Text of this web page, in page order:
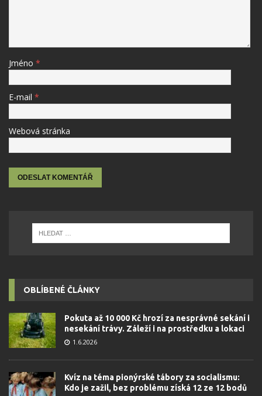
Jméno *
E-mail *
Webová stránka
OBLÍBENÉ ČLÁNKY
Pokuta až 10 000 Kč hrozí za nesprávné sekání i
nesekání trávy. Záleží i na prostředku a lokaci
1.6.2026
Kvíz na téma pionýrské tábory za socialismu:
Kdo je zažil, bez problému získá 12 ze 12 bodů